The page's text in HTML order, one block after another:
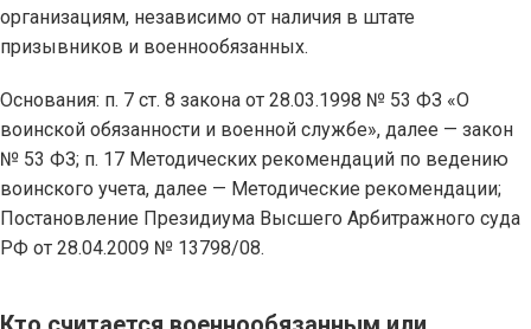
организациям, независимо от наличия в штате
призывников и военнообязанных.
Основания: п. 7 ст. 8 закона от 28.03.1998 № 53 ФЗ «О
воинской обязанности и военной службе», далее — закон
№ 53 ФЗ; п. 17 Методических рекомендаций по ведению
воинского учета, далее — Методические рекомендации;
Постановление Президиума Высшего Арбитражного суда
РФ от 28.04.2009 № 13798/08.